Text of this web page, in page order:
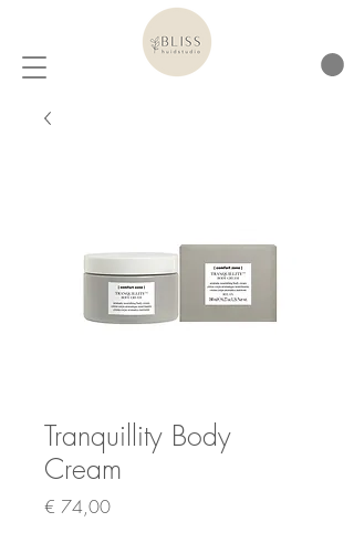
Tranquillity Body
Cream
€ 74,00Prijs